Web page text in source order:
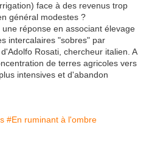
face à des revenus trop
général modestes ?
réponse en associant élevage
intercalaires "sobres" par
Rosati, chercheur italien. A
de terres agricoles vers
intensives et d'abandon
#En ruminant à l'ombre